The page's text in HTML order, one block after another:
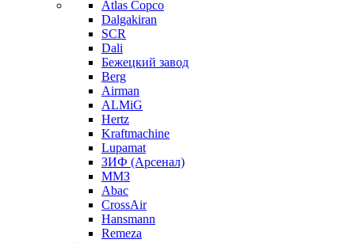
Atlas Copco
Dalgakiran
SCR
Dali
Бежецкий завод
Berg
Airman
ALMiG
Hertz
Kraftmachine
Lupamat
ЗИФ (Арсенал)
ММЗ
Abac
CrossAir
Hansmann
Remeza